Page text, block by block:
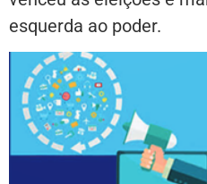
esquerda ao poder.